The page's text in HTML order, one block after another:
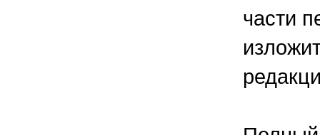
части